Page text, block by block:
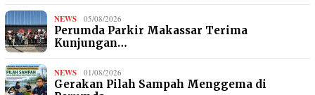
NEWS 05/08/2026
Perumda Parkir Makassar Terima
Kunjungan…
NEWS 01/08/2026
Gerakan Pilah Sampah Menggema di